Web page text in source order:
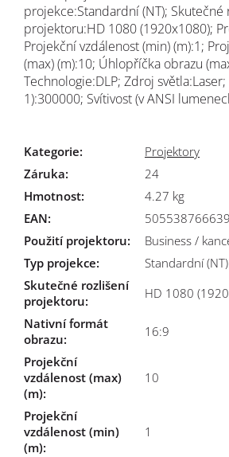
projekce:Standardní (NT); Skutečné
projektoru:HD 1080 (1920x1080);
Projekční vzdálenost (min) (m):1;
(max) (m):10; Úhlopříčka obrazu
Technologie:DLP; Zdroj
1):300000; Svítivost (v ANSI
Kategorie:
Projektory
Záruka:
24
Hmotnost:
4.27 kg
EAN:
Použití projektoru:
Business /
Typ projekce:
Standardní (NT)
Skutečné rozlišení
projektoru:
HD 1080
Nativní formát
obrazu:
16:9
Projekční
vzdálenost (max)
(m):
10
Projekční
vzdálenost (min)
(m):
1